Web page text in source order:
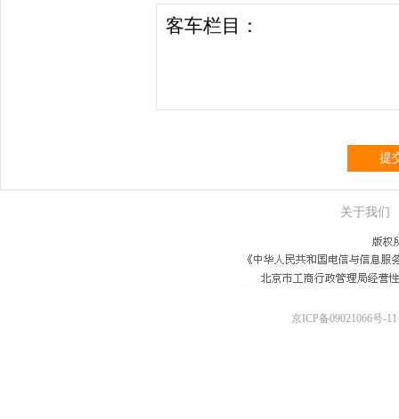
提
关于我们
京ICP备09021066号-11